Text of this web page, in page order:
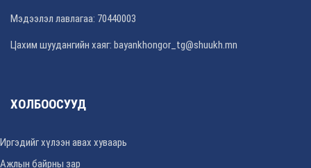
Мэдээлэл лавлагаа: 70440003
Цахим шуудангийн хаяг: bayankhongor_tg@shuukh.mn
ХОЛБООСУУД
Иргэдийг хүлээн авах хуваарь
Ажлын байрны зар